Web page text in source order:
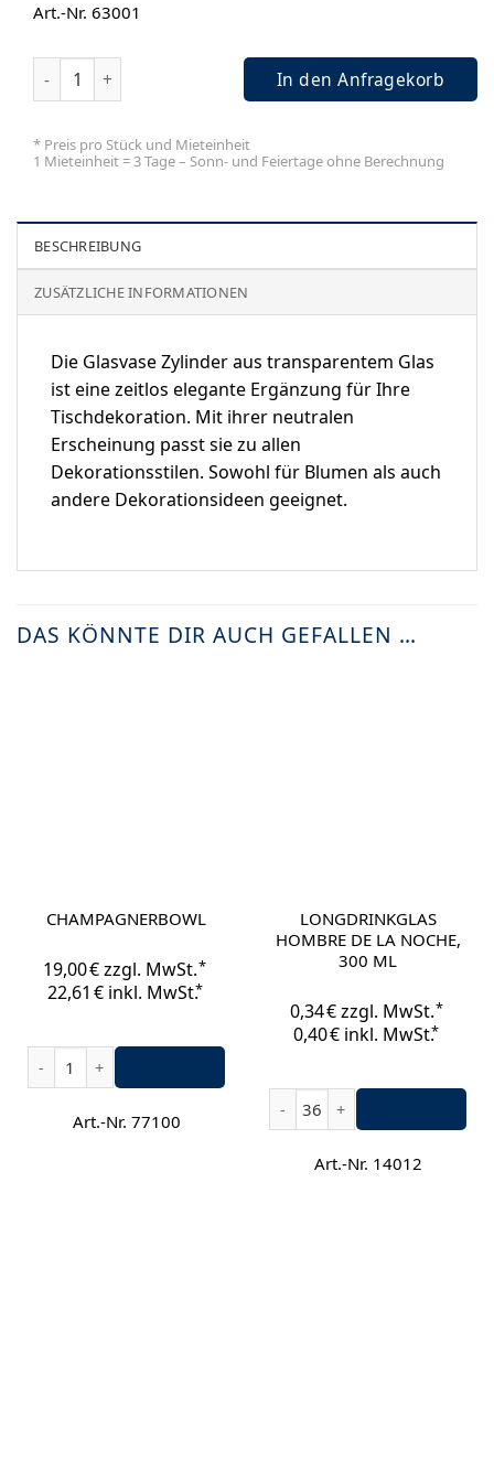
Art.-Nr. 63001
Glasvase Zylinder Menge In den Anfragekorb
* Preis pro Stück und Mieteinheit
1 Mieteinheit = 3 Tage – Sonn- und Feiertage ohne Berechnung
BESCHREIBUNG
ZUSÄTZLICHE INFORMATIONEN
Die Glasvase Zylinder aus transparentem Glas
ist eine zeitlos elegante Ergänzung für Ihre
Tischdekoration. Mit ihrer neutralen
Erscheinung passt sie zu allen
Dekorationsstilen. Sowohl für Blumen als auch
andere Dekorationsideen geeignet.
DAS KÖNNTE DIR AUCH GEFALLEN …
CHAMPAGNERBOWL
19,00€zzgl. MwSt.*
22,61 €inkl. MwSt.*
Champagnerbowl Menge
Art.-Nr. 77100
LONGDRINKGLAS
HOMBRE DE LA NOCHE,
300 ML
0,34€zzgl. MwSt.*
0,40€ inkl. MwSt.*
Longdrinkglas Hombre de
Art.-Nr. 14012